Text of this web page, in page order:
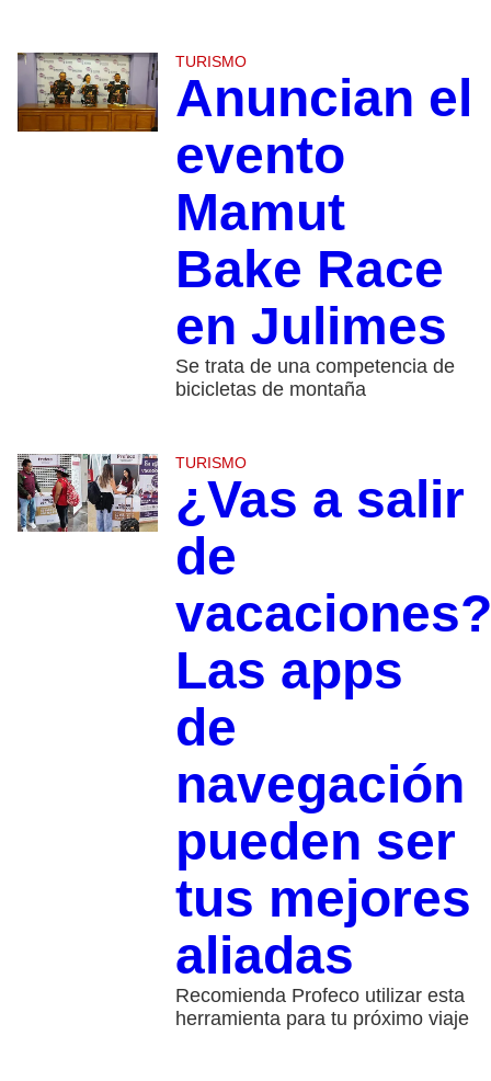
TURISMO
Anuncian el
evento
Mamut
Bake Race
en Julimes
Se trata de una competencia de
bicicletas de montaña
TURISMO
¿Vas a salir
de
vacaciones?
Las apps
de
navegación
pueden ser
tus mejores
aliadas
Recomienda Profeco utilizar esta
herramienta para tu próximo viaje